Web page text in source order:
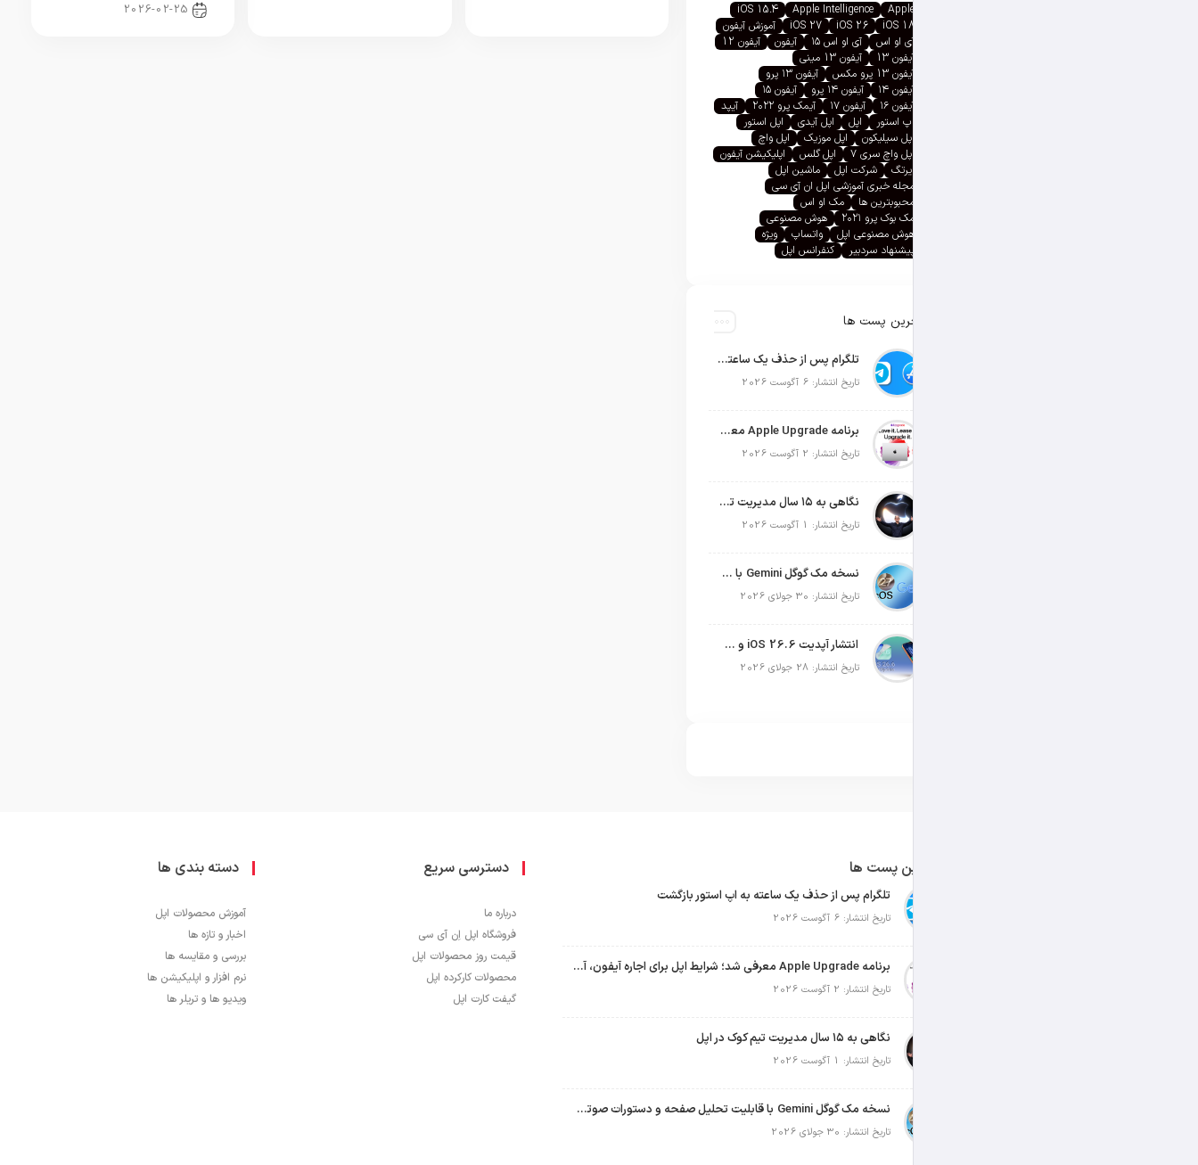
2026-02-25 Apple
Apple Intelligence
iOS 15.4
iOS 18
iOS 26
iOS 27
آموزش آیفون
آی او اس
آی او اس ۱۵ آیفون
آیفون 12
آیفون 13
آیفون 13 مینی
آیفون 13 پرو مکس
آیفون ۱۳ پرو
آیفون ۱۴
آیفون ۱۴ پرو
آیفون ۱۵
آیفون ۱۶
آیفون ۱۷ آیمک پرو ۲۰۲۲
آیپد
اپ استور
اپل اپل آیدی
اپل استور
اپل سیلیکون
اپل موزیک
اپل واچ
اپل واچ سری ۷
اپل گلس
اپلیکیشن آیفون
ایرتگ
شرکت اپل
ماشین اپل
مجله خبری آموزشی اپل ان آی سی
محبوبترین ها
مک او اس
مک بوک پرو ۲۰۲۱
هوش مصنوعی
هوش مصنوعی اپل
واتساپ
ویژه
پیشنهاد سردبیر
کنفرانس اپل
آخرین پست ها
تلگرام پس از حذف یک ساعته به اپ استور بازگشت
تاریخ انتشار: 6 آگوست 2026
برنامه Apple Upgrade معرفی شد؛ شرایط اپل برای اجاره آیفون، آیپد، مک و اپل واچ
تاریخ انتشار: 2 آگوست 2026
نگاهی به ۱۵ سال مدیریت تیم کوک در اپل
تاریخ انتشار: 1 آگوست 2026
نسخه مک گوگل Gemini با قابلیت تحلیل صفحه و دستورات صوتی در به‌روزرسانی جدید
تاریخ انتشار: 30 جولای 2026
انتشار آپدیت iOS 26.6 و iPadOS 26.6
تاریخ انتشار: 28 جولای 2026
آخرین پست ها
تلگرام پس از حذف یک ساعته به اپ استور بازگشت
تاریخ انتشار: 6 آگوست 2026
برنامه Apple Upgrade معرفی شد؛ شرایط اپل برای اجاره آیفون، آیپد، مک و اپل واچ
تاریخ انتشار: 2 آگوست 2026
نگاهی به ۱۵ سال مدیریت تیم کوک در اپل
تاریخ انتشار: 1 آگوست 2026
نسخه مک گوگل Gemini با قابلیت تحلیل صفحه و دستورات صوتی در به‌روزرسانی جدید
تاریخ انتشار: 30 جولای 2026
دسترسی سریع
درباره ما
فروشگاه اپل اِن آی سی
قیمت روز محصولات اپل
محصولات کارکرده اپل
گیفت کارت اپل
دسته بندی ها
آموزش محصولات اپل
اخبار و تازه ها
بررسی و مقایسه ها
نرم افزار و اپلیکیشن ها
ویدیو ها و تریلر ها